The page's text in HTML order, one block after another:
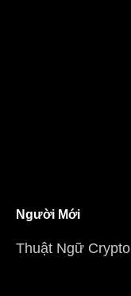
Người Mới
Thuật Ngữ Crypto